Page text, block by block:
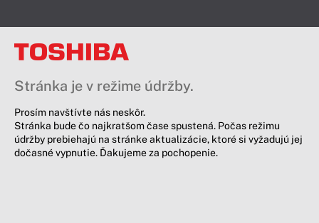
Stránka je v režime údržby.
Prosím navštívte nás neskôr.
Stránka bude čo najkratšom čase spustená. Počas režimu
údržby prebiehajú na stránke aktualizácie, ktoré si vyžadujú jej
dočasné vypnutie. Ďakujeme za pochopenie.